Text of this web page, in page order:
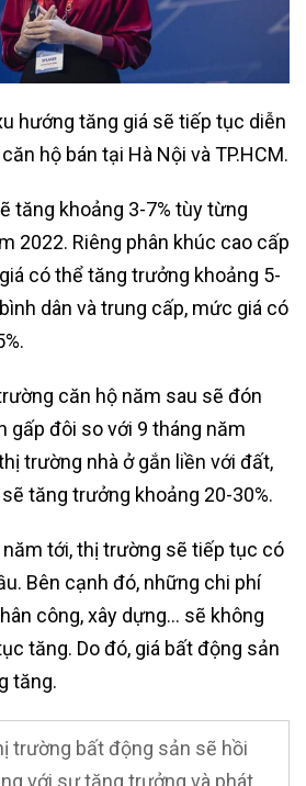
hướng tăng giá sẽ tiếp tục diễn
hộ bán tại Hà Nội và TP.HCM.
tăng khoảng 3-7% tùy từng
2022. Riêng phân khúc cao cấp
có thể tăng trưởng khoảng 5-
dân và trung cấp, mức giá có
căn hộ năm sau sẽ đón
gấp đôi so với 9 tháng năm
trường nhà ở gắn liền với đất,
tăng trưởng khoảng 20-30%.
năm tới, thị trường sẽ tiếp tục có
Bên cạnh đó, những chi phí
công, xây dựng… sẽ không
tăng. Do đó, giá bất động sản
tăng.
trường bất động sản sẽ hồi
với sự tăng trưởng và phát